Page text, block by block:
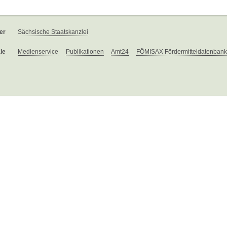
Sächsische Staatskanzlei
Medienservice Publikationen Amt24 FÖMISAX Fördermitteldatenbank